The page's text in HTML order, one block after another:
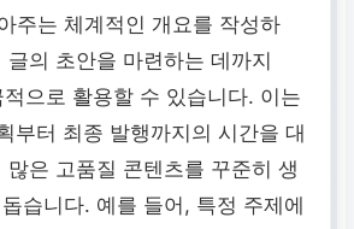
주는 체계적인 개요를 작성하
글의 초안을 마련하는 데까지
적으로 활용할 수 있습니다. 이는
부터 최종 발행까지의 시간을 대
많은 고품질 콘텐츠를 꾸준히 생
습니다. 예를 들어, 특정 주제에